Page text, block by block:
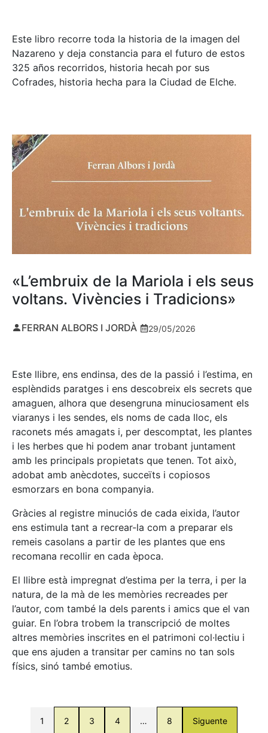
Este libro recorre toda la historia de la imagen del
Nazareno y deja constancia para el futuro de estos
325 años recorridos, historia hecah por sus
Cofrades, historia hecha para la Ciudad de Elche.
«L’embruix de la Mariola i els seus
voltans. Vivències i Tradicions»
FERRAN ALBORS I JORDÀ 29/05/2026
Este llibre, ens endinsa, des de la passió i l’estima, en
esplèndids paratges i ens descobreix els secrets que
amaguen, alhora que desengruna minuciosament els
viaranys i les sendes, els noms de cada lloc, els
raconets més amagats i, per descomptat, les plantes
i les herbes que hi podem anar trobant juntament
amb les principals propietats que tenen. Tot això,
adobat amb anècdotes, succeïts i copiosos
esmorzars en bona companyia.
Gràcies al registre minuciós de cada eixida, l’autor
ens estimula tant a recrear-la com a preparar els
remeis casolans a partir de les plantes que ens
recomana recollir en cada època.
El llibre està impregnat d’estima per la terra, i per la
natura, de la mà de les memòries recreades per
l’autor, com també la dels parents i amics que el van
guiar. En l’obra trobem la transcripció de moltes
altres memòries inscrites en el patrimoni col·lectiu i
que ens ajuden a transitar per camins no tan sols
físics, sinó també emotius.
1 2 3 4 … 8 Siguente